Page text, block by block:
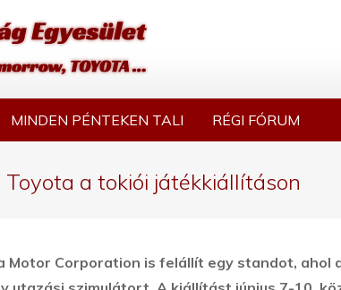
MINDEN PÉNTEKEN TALI RÉGI FÓRUM
a tokiói játékkiállításon
Motor Corporation is felállít egy standot, ahol